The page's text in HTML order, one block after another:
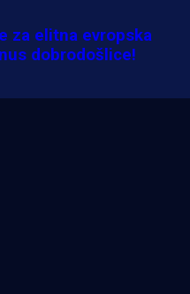
za elitna evropska
dobrodošlice!